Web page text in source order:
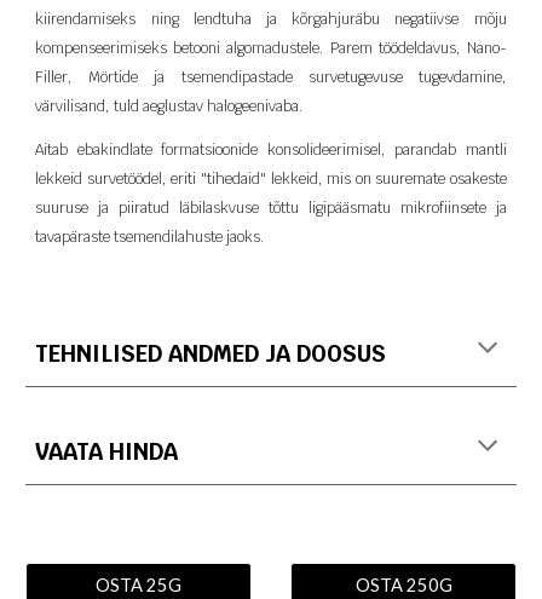
kiirendamiseks ning lendtuha ja kõrgahjuräbu negatiivse mõju
kompenseerimiseks betooni algomadustele. Parem töödeldavus, Nano-
Filler, Mörtide ja tsemendipastade survetugevuse tugevdamine,
värvilisand, tuld aeglustav halogeenivaba.
Aitab ebakindlate formatsioonide konsolideerimisel, parandab mantli
lekkeid survetöödel, eriti "tihedaid" lekkeid, mis on suuremate osakeste
suuruse ja piiratud läbilaskvuse tõttu ligipääsmatu mikrofiinsete ja
tavapäraste tsemendilahuste jaoks.
TEHNILISED ANDMED JA DOOSUS
VAATA HINDA
OSTA 25G OSTA 250G